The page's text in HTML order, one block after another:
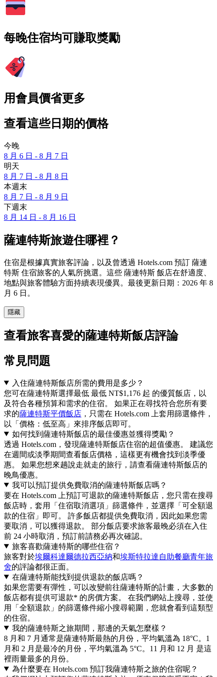
每晚住宿均可賺取獎勵
用會員價省更多
查看這些日期的價格
今晚
8 月 6 日 - 8 月 7 日
明天
8 月 7 日 - 8 月 8 日
本週末
8 月 7 日 - 8 月 9 日
下週末
8 月 14 日 - 8 月 16 日
薩連特斯旅遊住哪裡？
住宿是根據真實旅客評論，以及曾透過 Hotels.com 預訂 薩連
特斯 住宿旅客的人氣所挑選。這些 薩連特斯 飯店在舒適度、
地點與旅客體驗方面持續表現優異。最後更新日期： 2026 年 8
月 6 日 。
隱藏
查看旅客喜愛的薩連特斯飯店評論
常見問題
入住薩連特斯飯店所需的費用是多少？
您可在薩連特斯選擇最低 最低 NT$1,176 起 的優質飯店，以
及符合各種預算和需求的住宿。 如果正在尋找符合您所有要
求的薩連特斯平價飯店 ，只需在 Hotels.com 上套用篩選條件，
以「價格：低至高」來排序飯店即可。
如何找到薩連特斯飯店的最佳優惠並獲得獎勵？
透過 Hotels.com，發現薩連特斯飯店住宿的超值優惠。 建議您
在週間或淡季期間查看飯店價格，這樣更有機會找到淡季優
惠。 如果您想來趟說走就走的旅行，請查看薩連特斯飯店的
晚鳥優惠。
我可以預訂提供免費取消的薩連特斯飯店嗎？
要在 Hotels.com 上預訂可退款的薩連特斯飯店，您只需在搜尋
飯店時，套用「住宿取消選項」篩選條件，並選擇「可全額退
款的住宿」即可。 許多飯店都提供免費取消，因此如果您需
要取消，可以獲得退款。 部分飯店要求旅客最晚必須在入住
前 24 小時取消，預訂前請務必再次確認。
旅客喜歡薩連特斯的哪些住宿？
旅客對於埃爾科達爾德拉西亞納和埃斯特拉達自助餐廳青年旅
舍的評論都很正面。
在薩連特斯能找到提供退款的飯店嗎？
如果您需要有彈性，可以改變前往薩連特斯的計畫，大多數的
飯店都有提供可退款* 的房價方案。 在我們網站上搜尋，並使
用「全額退款」的篩選條件縮小搜尋範圍，您就會看到這類型
的住宿。
我的薩連特斯之旅期間，那邊的天氣怎麼樣？
8 月和 7 月通常是薩連特斯最熱的月份，平均氣溫為 18°C。1
月和 2 月是最冷的月份，平均氣溫為 5°C。11 月和 12 月 是這
裡雨量最多的月份。
為什麼要在 Hotels.com 預訂我薩連特斯之旅的住宿呢？